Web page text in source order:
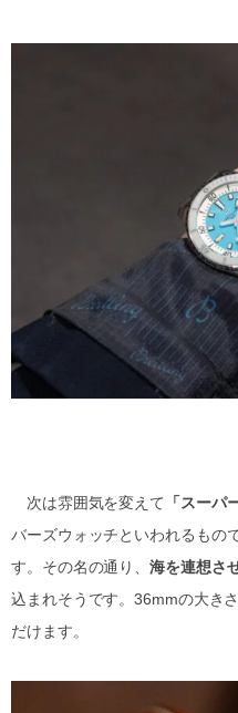
次は雰囲気を変えて 「スーパ
バーズウォッチといわれるもので
す。その名の通り、海を連想さ
込まれそうです。36mmの大き
だけます。